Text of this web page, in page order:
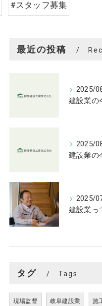
#スタッフ募集
最近の投稿
2025/
2025/
2025/
タグ Tags
現場監督 岐阜建設業 施